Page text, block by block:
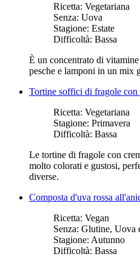
Ricetta: Vegetariana
Senza: Uova
Stagione: Estate
Difficoltà: Bassa
È un concentrato di
pesche e lamponi in un mix
Tortine soffici di fragole con
Ricetta: Vegetariana
Stagione: Primavera
Difficoltà: Bassa
Le tortine di fragole con
molto colorati e gustosi,
diverse.
Composta d'uva rossa
Ricetta: Vegan
Senza: Glutine, Uova
Stagione: Autunno
Difficoltà: Bassa